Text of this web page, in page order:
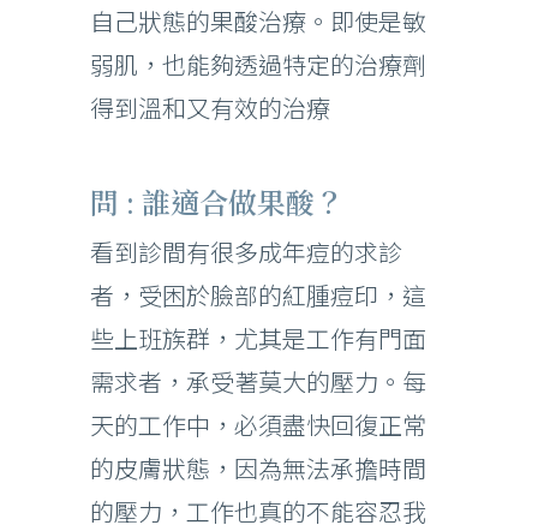
自己狀態的果酸治療。即使是敏
弱肌，也能夠透過特定的治療劑
得到溫和又有效的治療
問 : 誰適合做果酸？
看到診間有很多成年痘的求診
者，受困於臉部的紅腫痘印，這
些上班族群，尤其是工作有門面
需求者，承受著莫大的壓力。每
天的工作中，必須盡快回復正常
的皮膚狀態，因為無法承擔時間
的壓力，工作也真的不能容忍我